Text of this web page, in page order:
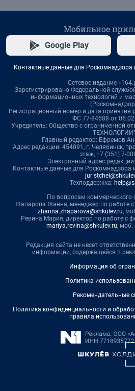
Мобильное
Google Play
Контактные данные для Роскомнадзора
Сетевое издание
Зарегистрировано Федеральной
информационных технологий и
Регистрационный номер и дата
ФС 77-84688 от
Учредитель: Общество с ограниченной
ТЕХНОЛОГИИ"
Главный редактор: Ефремов
Адрес редакции: 454091, г. Челябинск,
этаж, +7 (351) 7-
Электронный адрес редакции:
Контактные данные для Роскомнадзора
Техподдержка:
По вопросам коммерческого
Жапарова Жанна, менеджер по работе
zhanna.zhaparova@shkulev.ru,
Ревина Мария, директор по работе с
mariya.revina@shkulev.ru, моб.
Редакция сайта не несет
информации, содержащейся в
Информация об
Политика
Рекомендательные
Политика конфиденциальности и
правила